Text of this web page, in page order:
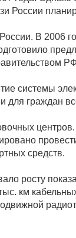
В 2006
системы
граждан
средств.
росту
км